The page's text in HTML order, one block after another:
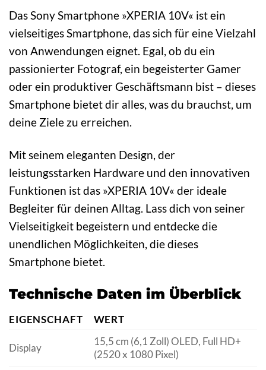
Das Sony Smartphone »XPERIA 10V« ist ein
vielseitiges Smartphone, das sich für eine Vielzahl
von Anwendungen eignet. Egal, ob du ein
passionierter Fotograf, ein begeisterter Gamer
oder ein produktiver Geschäftsmann bist – dieses
Smartphone bietet dir alles, was du brauchst, um
deine Ziele zu erreichen.
Mit seinem eleganten Design, der
leistungsstarken Hardware und den innovativen
Funktionen ist das »XPERIA 10V« der ideale
Begleiter für deinen Alltag. Lass dich von seiner
Vielseitigkeit begeistern und entdecke die
unendlichen Möglichkeiten, die dieses
Smartphone bietet.
Technische Daten im Überblick
EIGENSCHAFT WERT
Display
15,5 cm (6,1 Zoll) OLED, Full HD+
(2520 x 1080 Pixel)